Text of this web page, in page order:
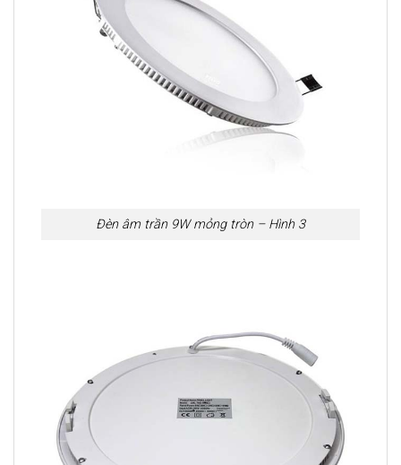
Đèn âm trần 9W mỏng tròn – Hình 3